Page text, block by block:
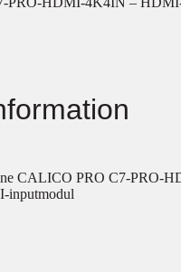
CALICO PRO C7-PRO-
inputmodul